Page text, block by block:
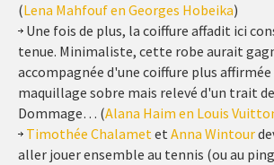
(Lena Mahfouf en Georges Hobeika)
Une fois de plus, la coiffure affadit ici
tenue. Minimaliste, cette robe aurait
accompagnée d'une coiffure plus
maquillage sobre mais relevé d'un trait
Dommage… (Alana Haim en Louis
Timothée Chalametet Anna Wintour
aller jouer ensemble au tennis (ou au